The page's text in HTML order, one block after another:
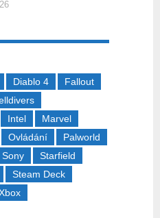
Diablo 4
Fallout
Intel
Marvel
Ovládání
Palworld
Sony
Starfield
Steam Deck